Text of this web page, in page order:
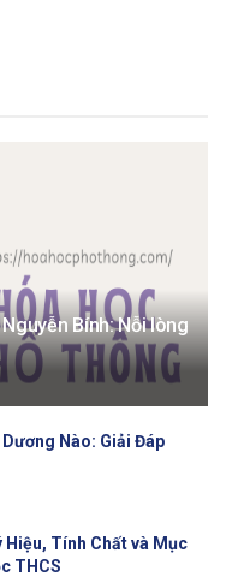
Bính: Nỗi lòng
Nào: Giải Đáp
Hiệu, Tính Chất và Mục
THCS